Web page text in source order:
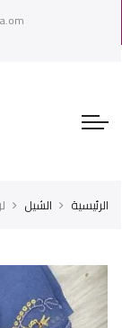
الرئيسية الشيل